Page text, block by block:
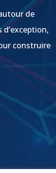
de
construire